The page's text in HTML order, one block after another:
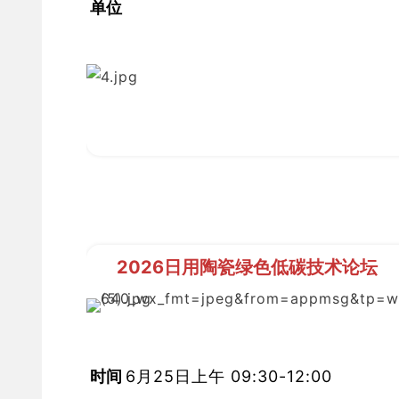
单位
2026日用陶瓷绿色低碳技术论坛
时间 6月25日上午 09:30-12:00